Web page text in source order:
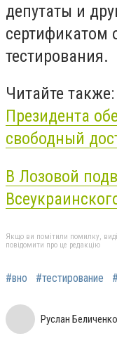
депутаты и
сертификатом
тестирования.
Читайте также:
Президента
свободный
В Лозовой
Якщо ви помітили помилку,
повідомити про це редакцію
#вно #тестирование
Руслан Беличенко